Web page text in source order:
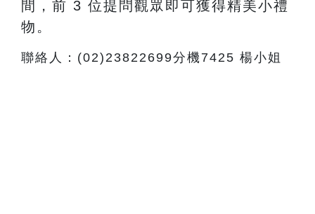
間，前 3 位提問觀眾即可獲得精美小禮
物。
聯絡人：(02)23822699分機7425 楊小姐